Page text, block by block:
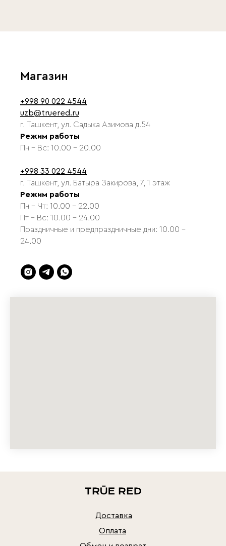
Магазин
+998 90 022 4544
uzb@truered.ru
г. Ташкент, ул. Садыка Азимова д.54
Режим работы
Пн - Вс: 10.00 - 20.00
+998 33 022 4544
г. Ташкент, ул. Батыра Закирова, 7, 1 этаж
Режим работы
Пн - Чт: 10.00 - 22.00
Пт - Вс: 10.00 - 24.00
Праздничные и предпраздничные дни: 10.00 -
24.00
Доставка
Оплата